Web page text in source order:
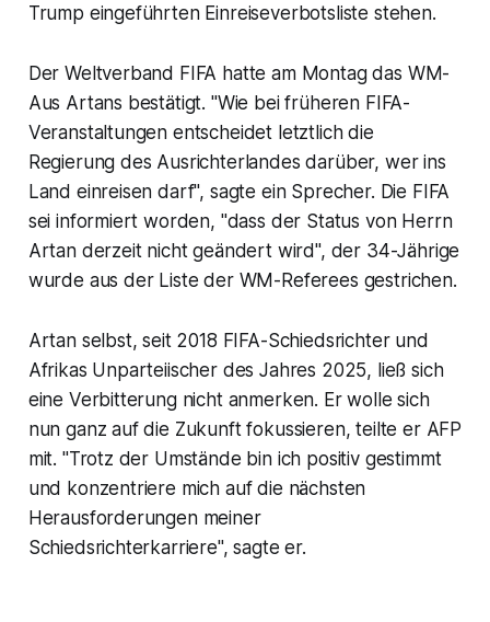
Trump eingeführten Einreiseverbotsliste stehen.
Der Weltverband FIFA hatte am Montag das WM-
Aus Artans bestätigt. "Wie bei früheren FIFA-
Veranstaltungen entscheidet letztlich die
Regierung des Ausrichterlandes darüber, wer ins
Land einreisen darf", sagte ein Sprecher. Die FIFA
sei informiert worden, "dass der Status von Herrn
Artan derzeit nicht geändert wird", der 34-Jährige
wurde aus der Liste der WM-Referees gestrichen.
Artan selbst, seit 2018 FIFA-Schiedsrichter und
Afrikas Unparteiischer des Jahres 2025, ließ sich
eine Verbitterung nicht anmerken. Er wolle sich
nun ganz auf die Zukunft fokussieren, teilte er AFP
mit. "Trotz der Umstände bin ich positiv gestimmt
und konzentriere mich auf die nächsten
Herausforderungen meiner
Schiedsrichterkarriere", sagte er.